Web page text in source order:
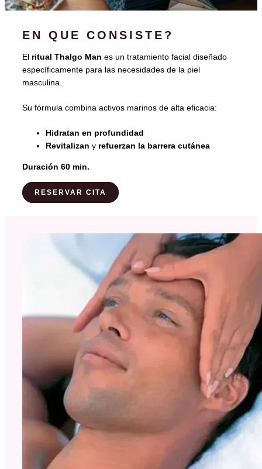
EN QUE CONSISTE?
El ritual Thalgo Man es un tratamiento facial diseñado
específicamente para las necesidades de la piel
masculina.
Su fórmula combina activos marinos de alta eficacia:
Hidratan en profundidad
Revitalizan y refuerzan la barrera cutánea
Duración 60 min.
RESERVAR CITA